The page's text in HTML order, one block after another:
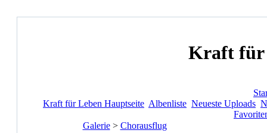
Kraft für
Kraft für Leben Hauptseite Albenliste Neueste Uploads
Galerie> Chorausflug